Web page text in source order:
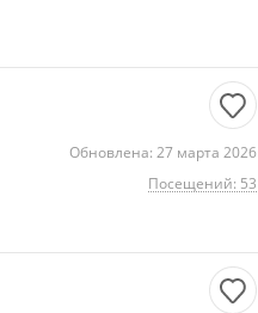
Обновлена: 27 марта 2026
Посещений: 53